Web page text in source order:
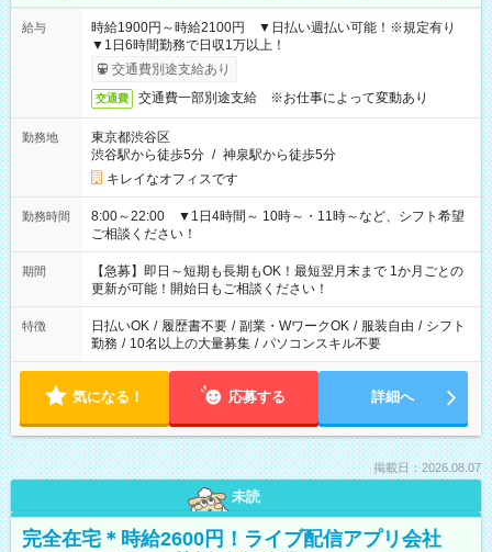
給与
時給1900円～時給2100円 ▼日払い週払い可能！※規定有り
▼1日6時間勤務で日収1万以上！
交通費別途支給あり
交通費 交通費一部別途支給 ※お仕事によって変動あり
勤務地
東京都渋谷区
渋谷駅から徒歩5分 / 神泉駅から徒歩5分
キレイなオフィスです
勤務時間
8:00～22:00 ▼1日4時間～ 10時～・11時～など、シフト希望
ご相談ください！
期間
【急募】即日～短期も長期もOK！最短翌月末まで 1か月ごとの
更新が可能！開始日もご相談ください！
特徴 日払いOK / 履歴書不要 / 副業・WワークOK / 服装自由 / シフト
勤務 / 10名以上の大量募集 / パソコンスキル不要
気になる！ 応募する 詳細へ
掲載日：2026.08.07
未読
完全在宅＊時給2600円！ライブ配信アプリ会社